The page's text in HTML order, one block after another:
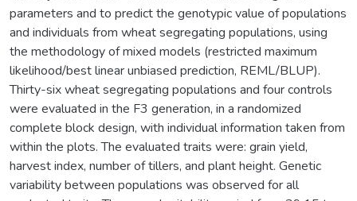
parameters and to predict the genotypic value of populations
and individuals from wheat segregating populations, using
the methodology of mixed models (restricted maximum
likelihood/best linear unbiased prediction, REML/BLUP).
Thirty-six wheat segregating populations and four controls
were evaluated in the F3 generation, in a randomized
complete block design, with individual information taken from
within the plots. The evaluated traits were: grain yield,
harvest index, number of tillers, and plant height. Genetic
variability between populations was observed for all